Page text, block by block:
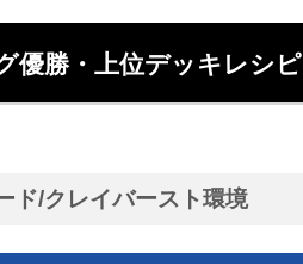
優勝・上位デッキレシピ
ド/クレイバースト環境